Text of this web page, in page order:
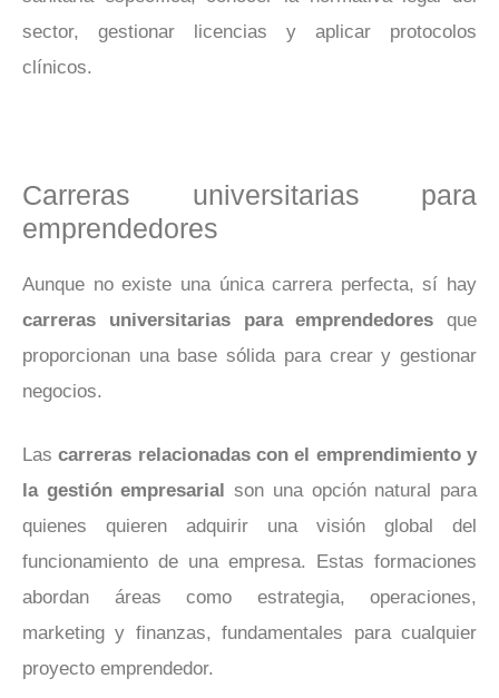
sector, gestionar licencias y aplicar protocolos
clínicos.
Carreras universitarias para
emprendedores
Aunque no existe una única carrera perfecta, sí hay
carreras universitarias para emprendedores que
proporcionan una base sólida para crear y gestionar
negocios.
Lascarreras relacionadas con el emprendimiento y
la gestión empresarial
son una opción natural para
quienes quieren adquirir una visión global del
funcionamiento de una empresa. Estas formaciones
abordan áreas como estrategia, operaciones,
marketing y finanzas, fundamentales para cualquier
proyecto emprendedor.